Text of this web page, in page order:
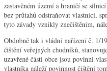
zastavěném území a hraničí se
bez průtahů odstraňovat vlastníci,
tyto závady vznikly znečištěním,
Obdobně tak i vládní nařízení č. 1/
čištění veřejných chodníků,
uzavřené části obce jsou povinni
vlastníka náleží povinnost čištění